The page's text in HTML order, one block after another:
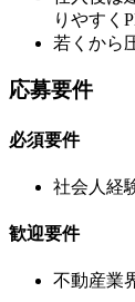
りやすく
若くから
応募要件
必須要件
社会人経
歓迎要件
不動産業